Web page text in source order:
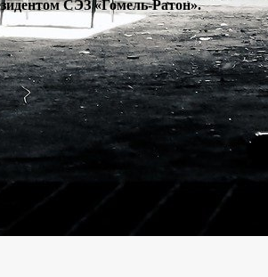
СЭЗ «Гомель-Ратон».